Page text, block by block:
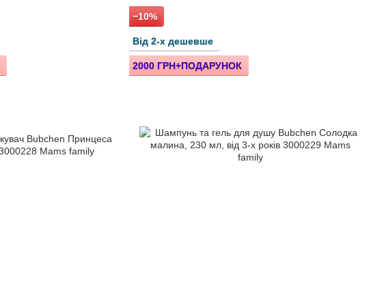
−10%
Від 2-х дешевше
2000 ГРН+ПОДАРУНОК